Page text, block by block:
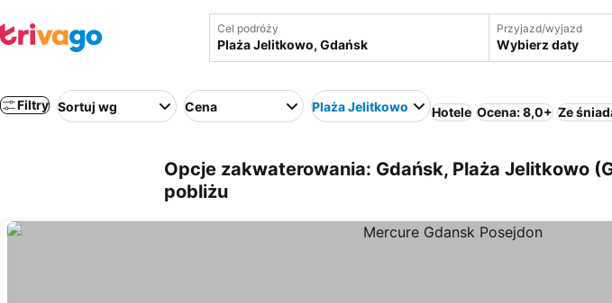
Cel podróży Przyjazd/wyjazd
Wybierz daty
Filtry Sortuj wg Cena Plaża Jelitkowo Hotele Ocena: 8,0+ Ze
Opcje zakwaterowania: Gdańsk, Plaża Jelitkowo
pobliżu